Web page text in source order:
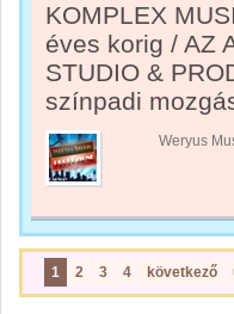
KOMPLEX
éves korig / AZ
STUDIO &
színpadi
Weryus
1 2 3 4 következő